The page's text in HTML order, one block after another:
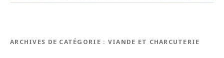
ARCHIVES DE CATÉGORIE : VIANDE ET CHARCUTERIE